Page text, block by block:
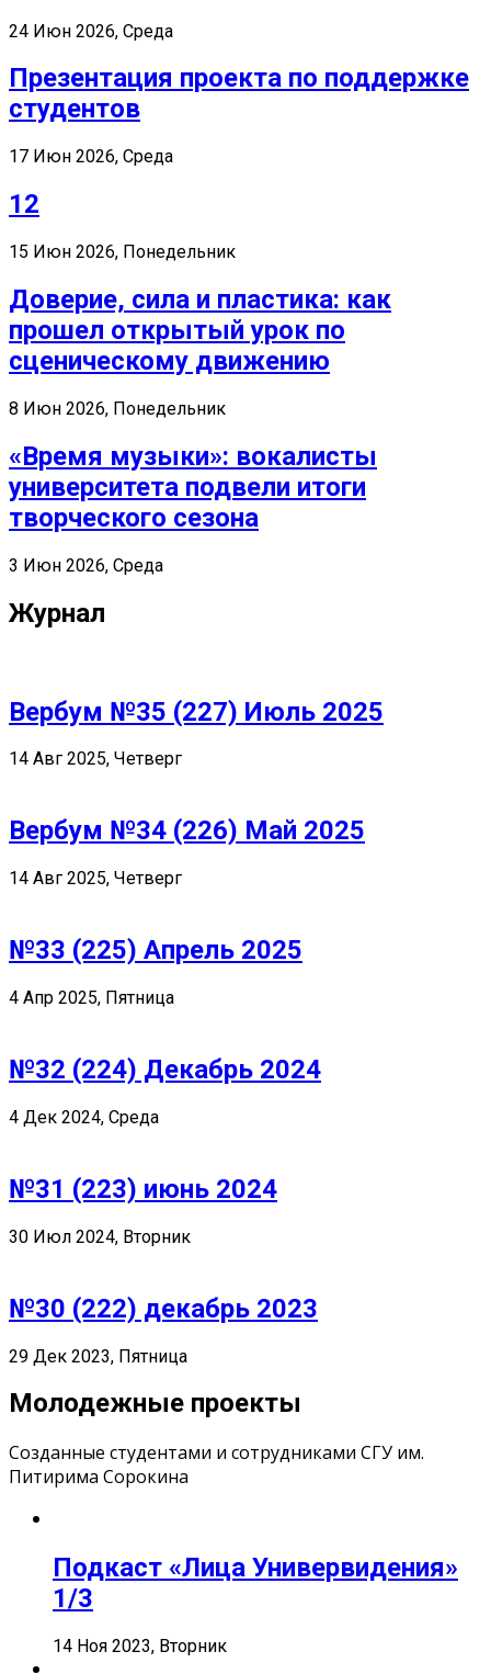
24 Июн 2026, Среда
Презентация проекта по поддержке
студентов
17 Июн 2026, Среда
12
15 Июн 2026, Понедельник
Доверие, сила и пластика: как
прошел открытый урок по
сценическому движению
8 Июн 2026, Понедельник
«Время музыки»: вокалисты
университета подвели итоги
творческого сезона
3 Июн 2026, Среда
Журнал
Вербум №35 (227) Июль 2025
14 Авг 2025, Четверг
Вербум №34 (226) Май 2025
14 Авг 2025, Четверг
№33 (225) Апрель 2025
4 Апр 2025, Пятница
№32 (224) Декабрь 2024
4 Дек 2024, Среда
№31 (223) июнь 2024
30 Июл 2024, Вторник
№30 (222) декабрь 2023
29 Дек 2023, Пятница
Молодежные проекты
Созданные студентами и сотрудниками СГУ им.
Питирима Сорокина
Подкаст «Лица Универвидения»
1/3
14 Ноя 2023, Вторник